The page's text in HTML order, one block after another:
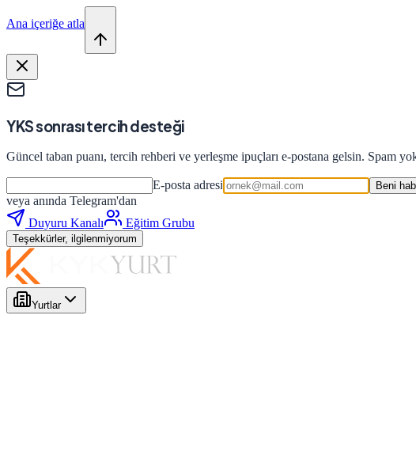
Ana içeriğe atla
YKS sonrası tercih desteği
Güncel taban puanı, tercih rehberi ve yerleşme ipuçları e-postana gelsin. Spam
E-posta adresi Beni
veya anında Telegram'dan
Duyuru Kanalı
Eğitim Grubu
Teşekkürler, ilgilenmiyorum
Yurtlar